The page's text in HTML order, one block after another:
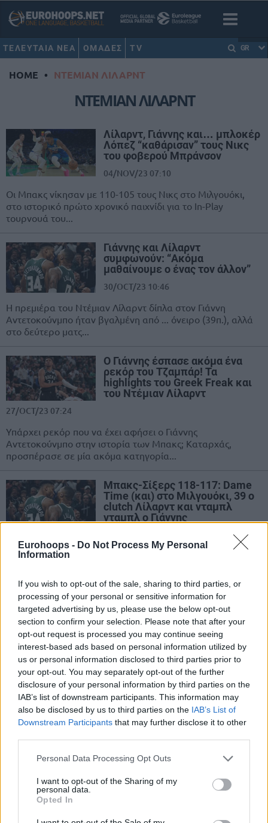
Eurohoops - Do Not Process My Personal
Information
If you wish to opt-out of the sale, sharing to third parties, or
processing of your personal or sensitive information for
targeted advertising by us, please use the below opt-out
section to confirm your selection. Please note that after your
opt-out request is processed you may continue seeing
interest-based ads based on personal information utilized by
us or personal information disclosed to third parties prior to
your opt-out. You may separately opt-out of the further
disclosure of your personal information by third parties on the
IAB’s list of downstream participants. This information may
also be disclosed by us to third parties on the IAB’s List of
Downstream Participants that may further disclose it to other
Please note that this website/app uses one or more Google
not limited to your visit or usage behaviour. You may click to
grant or deny consent to Google and its third-party tags to
use your data for below specified purposes in below Google
consent section.
Personal Data Processing Opt Outs
I want to opt-out of the Sharing of my
personal data.
Opted In
ΤΕΛΕΥΤΑΙΑ ΝΕΑ ΟΜΑΔΕΣ TV GR
HOME • ΝΤΕΜΙΑΝ ΛΙΛΑΡΝΤ
ΝΤΕΜΙΑΝ ΛΙΛΑΡΝΤ
Λίλαρντ, Γιάννης και… μπλοκέρ
Λόπεζ “καθάρισαν” τους Νικς
του φοβερού Μπράνσον
04/NOV/23 07:10
Oι Μπακς νίκησαν με 110-105 τους Νικς στο Μιλγουόκι,
στο ιστορικό πρώτο χρονικό παιχνίδι για το In-Play
τουρνουά του...
Γιάννης και Λίλαρντ
συμφωνούν: “Ακόμα
μαθαίνουμε ο ένας τον άλλον”
30/OCT/23 10:46
Η πρεμιέρα του Ντέμιαν Λίλαρντ δίπλα στον Γιάννη
Αντετοκούνμπο ήταν βγαλμένη από ... όνειρο (39π.), αλλά
στο δεύτερο ματς...
Ο Γιάννης έσπασε ακόμα ένα
ρεκόρ του Τζαμπάρ! Τα
highlights του Greek Freak και
του Ντέμιαν Λίλαρντ
27/OCT/23 07:24
Υπάρχει ρεκόρ που να έχει αφήσει ο Γιάννης
Αντετοκούνμπο στην ιστορία των Μπακς; Καταρχάς,
προσπέρασε σε μία ακόμα κατηγορία...
Μπακς-Σίξερς 118-117: Dame
Time (και) στο Μιλγουόκι, 39 ο
clutch Λίλαρντ και νταμπλ
νταμπλ ο Γιάννης
Γιάννης και Λίλαρντ έπαιξαν για πρώτη φορά μαζί σε
δύσκολα...
Γιάννης και Λίλαρντ έλαμψαν
στη νίκη των Μπακς επί των
Γκρίζλις, επέστρεψε ο
Μίντλετον
21/OCT/23 07:10
O Γιάννης Αντετοκούνμπο κι ο Ντέμιαν Λίλαρντ έλαμψαν
στη νίκη των Μπακς με 124-116 επί των Γκρίζλις στο
Μιλγουόκι,...
ρελαντί ο Γιάννης, κακός ο
Λίλαρντ και νίκη για τους
Θάντερ
18/OCT/23 06:59
Ο Γιάννης Αντετοκούνμπο πρόλαβε να κάνει νταμπλ νταμπλ